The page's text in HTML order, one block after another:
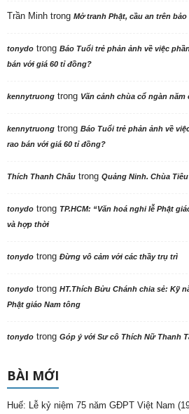
Trần Minh trong Mở tranh Phật, cầu an trên
tonydo trong Báo Tuổi trẻ phản ảnh về việc
bán với giá 60 tỉ đồng?
kennytruong trong Vãn cảnh chùa cổ ngàn năm
kennytruong trong Báo Tuổi trẻ phản ảnh về
rao bán với giá 60 tỉ đồng?
Thích Thanh Châu trong Quảng Ninh. Chùa
tonydo trong TP.HCM: “Văn hoá nghi lễ Phật
và hợp thời
tonydo trong Đừng vô cảm với các thầy trụ trì
tonydo trong HT.Thích Bửu Chánh chia sẻ: Kỹ
Phật giáo Nam tông
tonydo trong Góp ý với Sư cô Thích Nữ Thanh
BÀI MỚI
Huế: Lễ kỷ niệm 75 năm GĐPT Việt Nam